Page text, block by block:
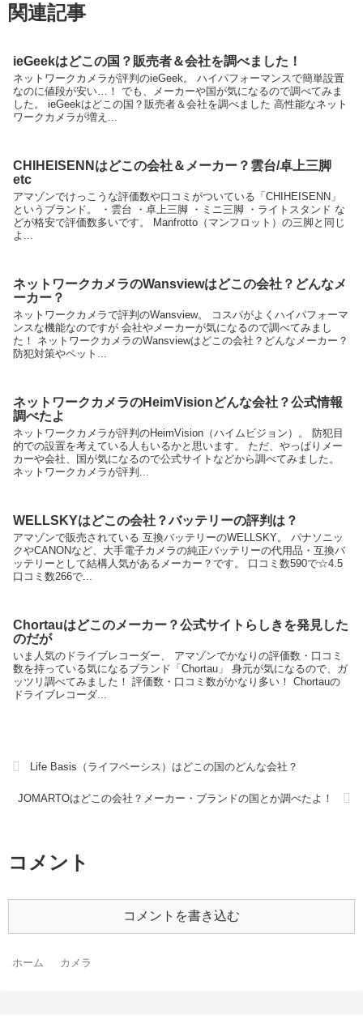
関連記事
ieGeekはどこの国？販売者＆会社を調べました！
ネットワークカメラが評判のieGeek。 ハイパフォーマンスで簡単設置
なのに値段が安い…！ でも、メーカーや国が気になるので調べてみま
した。 ieGeekはどこの国？販売者＆会社を調べました 高性能なネット
ワークカメラが増え...
CHIHEISENNはどこの会社＆メーカー？雲台/卓上三脚
etc
アマゾンでけっこうな評価数や口コミがついている「CHIHEISENN」
というブランド。 ・雲台 ・卓上三脚 ・ミニ三脚 ・ライトスタンド な
どが格安で評価数多いです。 Manfrotto（マンフロット）の三脚と同じ
よ...
ネットワークカメラのWansviewはどこの会社？どんなメ
ーカー？
ネットワークカメラで評判のWansview。 コスパがよくハイパフォーマ
ンスな機能なのですが 会社やメーカーが気になるので調べてみまし
た！ ネットワークカメラのWansviewはどこの会社？どんなメーカー？
防犯対策やペット...
ネットワークカメラのHeimVisionどんな会社？公式情報
調べたよ
ネットワークカメラが評判のHeimVision（ハイムビジョン）。 防犯目
的での設置を考えている人もいるかと思います。 ただ、やっぱりメー
カーや会社、国が気になるので公式サイトなどから調べてみました。
ネットワークカメラが評判...
WELLSKYはどこの会社？バッテリーの評判は？
アマゾンで販売されている 互換バッテリーのWELLSKY。 パナソニッ
クやCANONなど、大手電子カメラの純正バッテリーの代用品・互換バ
ッテリーとして結構人気があるメーカー？です。 口コミ数590で☆4.5
口コミ数266で...
Chortauはどこのメーカー？公式サイトらしきを発見した
のだが
いま人気のドライブレコーダー、 アマゾンでかなりの評価数・口コミ
数を持っている気になるブランド「Chortau」 身元が気になるので、ガ
ッツリ調べてみました！ 評価数・口コミ数がかなり多い！ Chortauの
ドライブレコーダ...
Life Basis（ライフベーシス）はどこの国のどんな会社？
JOMARTOはどこの会社？メーカー・ブランドの国とか調べたよ！
コメント
コメントを書き込む
ホーム カメラ